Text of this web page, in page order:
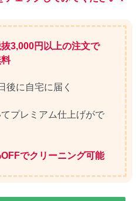
3,000円以上の注文で
後に自宅に届く
プレミアム仕上げがで
でクリーニング可能